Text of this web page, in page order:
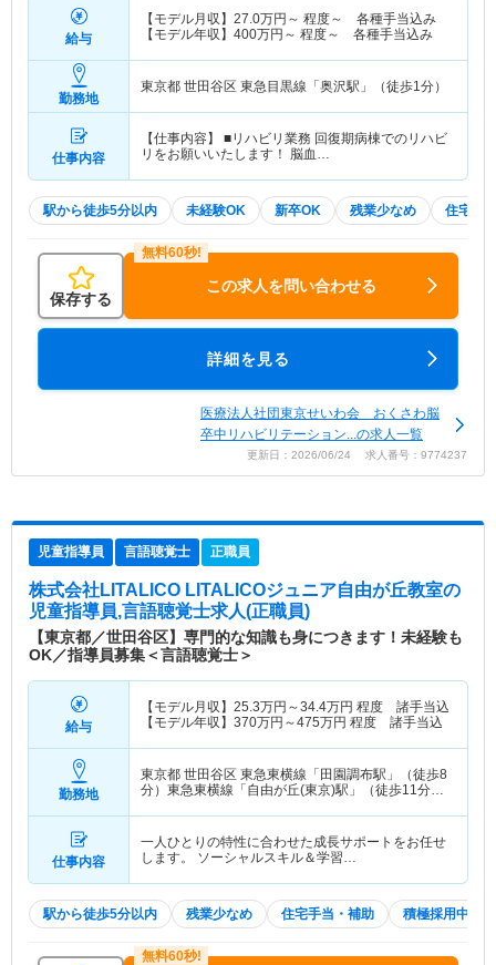
給与
【モデル月収】 27.0万円～ 程度～ 各種手当込み
【モデル年収】 400万円～ 程度～ 各種手当込み
勤務地
東京都 世田谷区 東急目黒線「奥沢駅」（徒歩1分）
仕事内容
【仕事内容】 ■リハビリ業務 回復期病棟でのリハビ
リをお願いいたします！ 脳血…
駅から徒歩5分以内 未経験OK 新卒OK 残業少なめ 住宅手
保存する
この求人を問い合わせる
詳細を見る
医療法人社団東京せいわ会 おくさわ脳
卒中リハビリテーション...の求人一覧
更新日：2026/06/24 求人番号：9774237
児童指導員 言語聴覚士 正職員
株式会社LITALICO LITALICOジュニア自由が丘教室の
児童指導員,言語聴覚士求人(正職員)
【東京都／世田谷区】専門的な知識も身につきます！未経験も
OK／指導員募集＜言語聴覚士＞
給与
【モデル月収】 25.3万円～34.4万円 程度 諸手当込
【モデル年収】 370万円～475万円 程度 諸手当込
勤務地
東京都 世田谷区 東急東横線「田園調布駅」（徒歩8
分）東急東横線「自由が丘(東京)駅」（徒歩11分）
仕事内容
一人ひとりの特性に合わせた成長サポートをお任せ
します。 ソーシャルスキル＆学習…
駅から徒歩5分以内 残業少なめ 住宅手当・補助 積極採用中